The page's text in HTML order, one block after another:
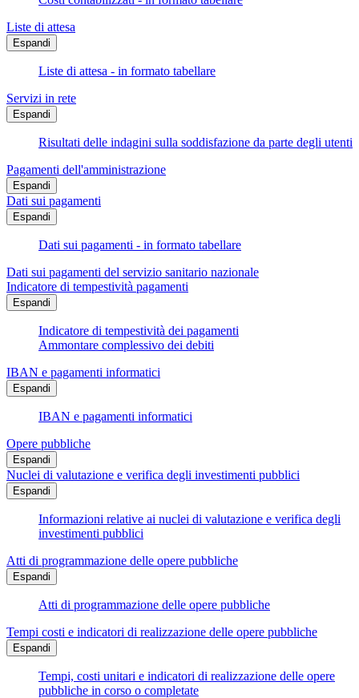
Liste di attesa
Espandi
Liste di attesa - in formato tabellare
Servizi in rete
Espandi
Risultati delle indagini sulla soddisfazione da parte degli utenti
Pagamenti dell'amministrazione
Espandi
Dati sui pagamenti
Espandi
Dati sui pagamenti - in formato tabellare
Dati sui pagamenti del servizio sanitario nazionale
Indicatore di tempestività pagamenti
Espandi
Indicatore di tempestività dei pagamenti
Ammontare complessivo dei debiti
IBAN e pagamenti informatici
Espandi
IBAN e pagamenti informatici
Opere pubbliche
Espandi
Nuclei di valutazione e verifica degli investimenti pubblici
Espandi
Informazioni relative ai nuclei di valutazione e verifica degli
investimenti pubblici
Atti di programmazione delle opere pubbliche
Espandi
Atti di programmazione delle opere pubbliche
Tempi costi e indicatori di realizzazione delle opere pubbliche
Espandi
Tempi, costi unitari e indicatori di realizzazione delle opere
pubbliche in corso o completate